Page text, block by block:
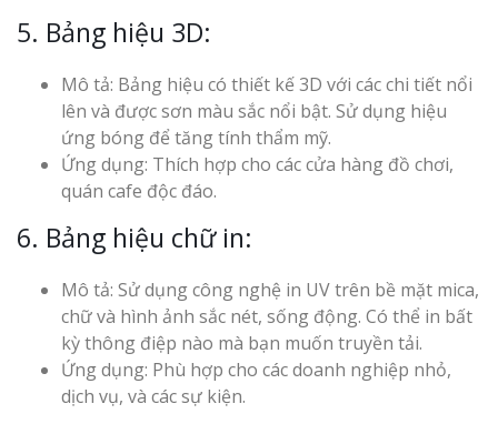
5. Bảng hiệu 3D:
Mô tả: Bảng hiệu có thiết kế 3D với các chi tiết nổi
lên và được sơn màu sắc nổi bật. Sử dụng hiệu
ứng bóng để tăng tính thẩm mỹ.
Ứng dụng: Thích hợp cho các cửa hàng đồ chơi,
quán cafe độc đáo.
6. Bảng hiệu chữ in:
Mô tả: Sử dụng công nghệ in UV trên bề mặt mica,
chữ và hình ảnh sắc nét, sống động. Có thể in bất
kỳ thông điệp nào mà bạn muốn truyền tải.
Ứng dụng: Phù hợp cho các doanh nghiệp nhỏ,
dịch vụ, và các sự kiện.